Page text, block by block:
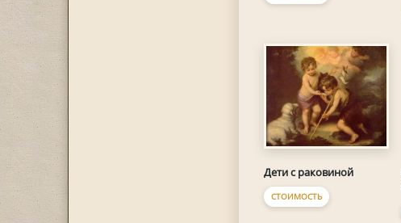
Дети с раковиной
СТОИМОСТЬ